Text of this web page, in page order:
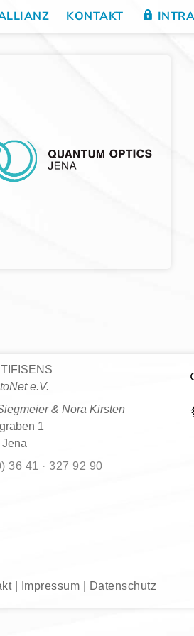
KONTAKT
e.V.
& Nora Kirsten
1
36 41 · 327 92 90
| Impressum | Datenschutz